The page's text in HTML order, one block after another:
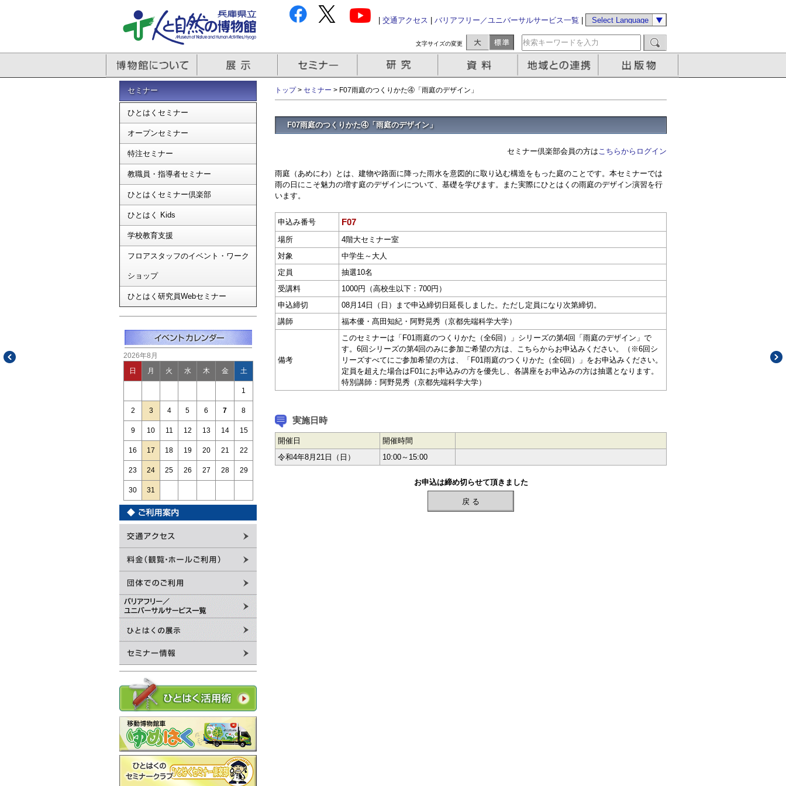
交通アクセス バリアフリー／ユニバーサルサービス一覧
文字サイズの変更
セミナー
ひとはくセミナー
オープンセミナー
特注セミナー
教職員・指導者セミナー
ひとはくセミナー倶楽部
ひとはく Kids
学校教育支援
フロアスタッフのイベント・ワーク
ショップ
ひとはく研究員Webセミナー
2026年8月
日 月 火 水 木 金 土
1
2 3 4 5 6 7 8
9 10 11 12 13 14 15
16 17 18 19 20 21 22
23 24 25 26 27 28 29
30 31
トップ> セミナー > F07雨庭のつくりかた④「雨庭のデザイン」
F07雨庭のつくりかた④「雨庭のデザイン」
セミナー倶楽部会員の方はこちらからログイン
雨庭（あめにわ）とは、建物や路面に降った雨水を意図的に取り込む構造をもった庭のことです。本セミナーでは
雨の日にこそ魅力の増す庭のデザインについて、基礎を学びます。また実際にひとはくの雨庭のデザイン演習を行
います。
申込み番号 F07
場所
4階大セミナー室
対象
中学生～大人
定員
抽選10名
受講料
1000円（高校生以下：700円）
申込締切
08月14日（日）まで申込締切日延長しました。ただし定員になり次第締切。
講師
福本優・髙田知紀・阿野晃秀（京都先端科学大学）
備考
このセミナーは「F01雨庭のつくりかた（全6回）」シリーズの第4回「雨庭のデザイン」で
す。6回シリーズの第4回のみに参加ご希望の方は、こちらからお申込みください。（※6回シ
リーズすべてにご参加希望の方は、「F01雨庭のつくりかた（全6回）」をお申込みください。
定員を超えた場合はF01にお申込みの方を優先し、各講座をお申込みの方は抽選となります。
特別講師：阿野晃秀（京都先端科学大学）
実施日時
開催日
開催時間
令和4年8月21日（日）
10:00～15:00
お申込は締め切らせて頂きました
戻 る